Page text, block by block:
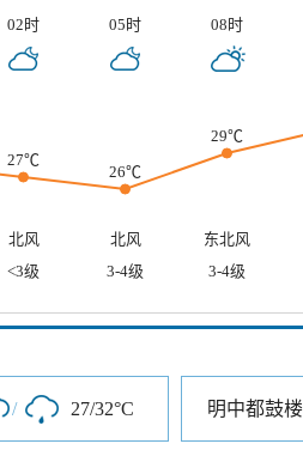
02时 05时 08时
27℃
26℃
29℃
北风 北风 东北风
<3级 3-4级 3-4级
/ 27/32°C 明中都鼓楼